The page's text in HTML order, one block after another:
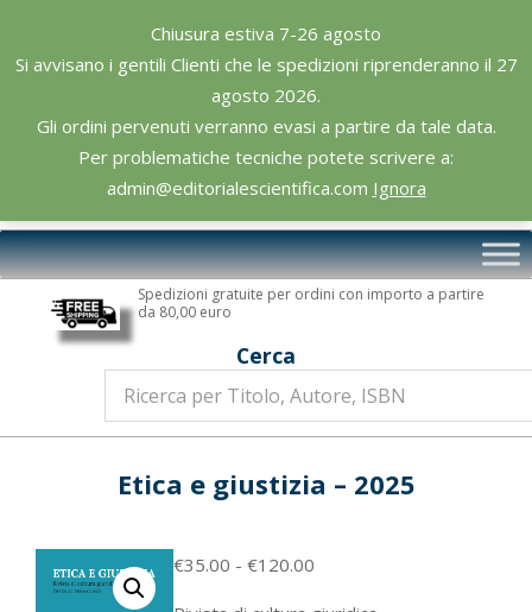
Chiusura estiva 7-26 agosto
Si avvisano i gentili Clienti che le spedizioni riprenderanno il 27
agosto 2026.
Gli ordini pervenuti verranno evasi a partire da tale data.
Per problematiche tecniche potete scrivere a:
admin@editorialescientifica.com Ignora
content
Editoriale
Scientifica
Primary
Navigation
Spedizioni gratuite per ordini con importo a partire
da 80,00 euro
Cerca
Etica e giustizia – 2025
€35.00 - €120.00